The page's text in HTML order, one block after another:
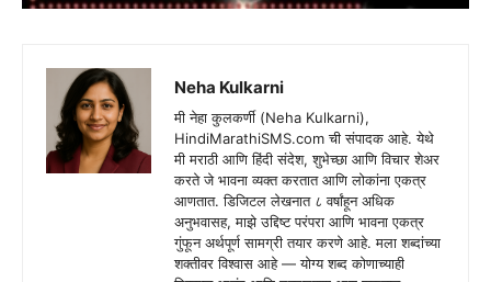
Neha Kulkarni
मी नेहा कुलकर्णी (Neha Kulkarni),
HindiMarathiSMS.com ची संपादक आहे. येथे
मी मराठी आणि हिंदी संदेश, शुभेच्छा आणि विचार शेअर
करते जे भावना व्यक्त करतात आणि लोकांना एकत्र
आणतात. डिजिटल लेखनात ८ वर्षांहून अधिक
अनुभवासह, माझे उद्दिष्ट परंपरा आणि भावना एकत्र
गुंफून अर्थपूर्ण सामग्री तयार करणे आहे. मला शब्दांच्या
शक्तीवर विश्वास आहे — योग्य शब्द कोणाच्याही